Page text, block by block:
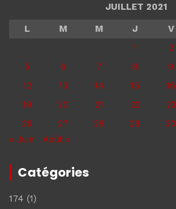
JUILLET 2021
L
M M J V
1
2
5
6 7 8 9
12
13 14 15 16
19
20 21 22 23
26
27 28 29 30
« Juin
Août »
Catégories
174 (1)